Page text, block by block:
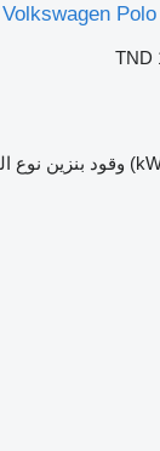
Volkswagen
TND
وقود بنزين نوع